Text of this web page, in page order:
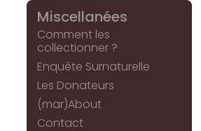
Miscellanées
Comment les
collectionner ?
Enquête Surnaturelle
Les Donateurs
(mar)About
Contact